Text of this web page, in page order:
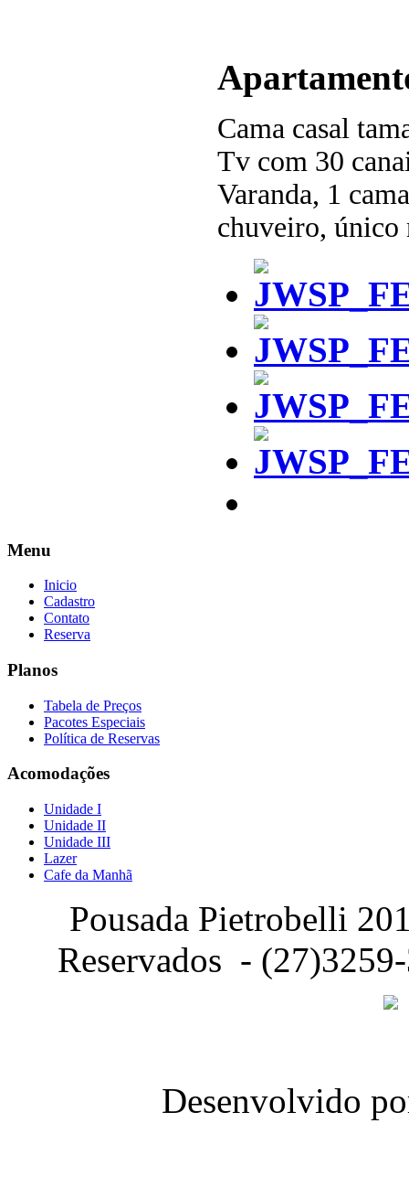
Cama casal
Tv com 30
Varanda, 1
chuveiro, único
Menu
Inicio
Cadastro
Contato
Reserva
Planos
Tabela de Preços
Pacotes Especiais
Política de Reservas
Acomodações
Unidade I
Unidade II
Unidade III
Lazer
Cafe da Manhã
Pousada Pietrobelli
Reservados -
Desenvolvido